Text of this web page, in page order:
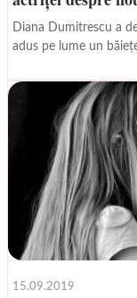
Diana Dumitrescu a
adus pe lume un
15.09.2019